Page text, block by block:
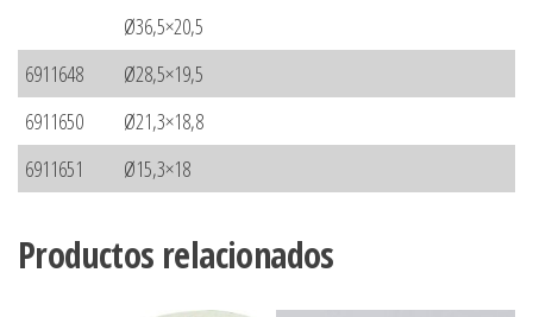
Ø36,5×20,5
6911648
Ø28,5×19,5
6911650
Ø21,3×18,8
6911651
Ø15,3×18
Productos relacionados